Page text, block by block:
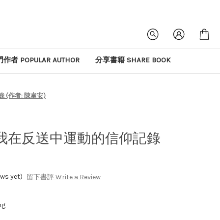
作者 POPULAR AUTHOR 分享書籍 SHARE BOOK
(作者: 陳韋安)
在反送中運動的信仰記錄
yet) 留下書評 Write a Review